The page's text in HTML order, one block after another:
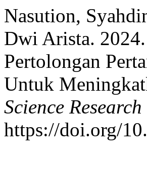
Nasution,
Dwi Arista.
Pertolongan
Untuk
Science Research
https://doi.org/